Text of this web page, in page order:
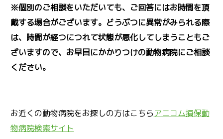
※個別のご相談をいただいても、ご回答にはお時間を頂
戴する場合がございます。どうぶつに異常がみられる際
は、時間が経つにつれて状態が悪化してしまうこともご
ざいますので、お早目にかかりつけの動物病院にご相談
ください。
お近くの動物病院をお探しの方はこちらアニコム損保動
物病院検索サイト